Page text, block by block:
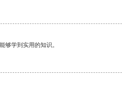
够学到实用的知识。